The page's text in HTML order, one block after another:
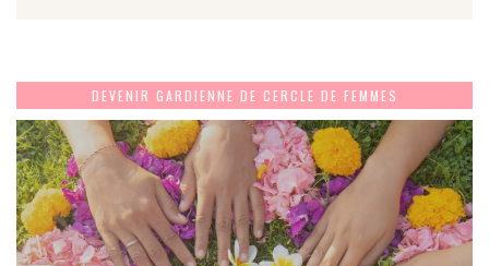
DEVENIR GARDIENNE DE CERCLE DE FEMMES